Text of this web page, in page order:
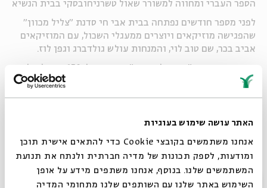
האתר עושה שימוש בעוגיות
אנחנו משתמשים בקובצי Cookie כדי להתאים אישית תוכן
ומודעות, לספק תכונות של מדיה חברתית ולנתח את תנועת
המשתמשים שלנו. בנוסף, אנחנו משתפים מידע על אופן
השימוש באתר שלנו עם השותפים שלנו מתחומי המדיה
הספר העברי ומחווה למשורר שאול טשרניחובסקי בבית הנשיא
לפני מספר חודשים נפתחה בבית אבי חי סדנת "צליל מכוון"
שהפגישה מוזיקאים ויוצרים ממעגלי השכול, עם המוזיקאים
אביב בכר, שם טוב לוי, והמנחות עולש גולדברג וגפן לוז.
שאול טשרניחובסקי, חברו שניים מבוגרי הסדנה: יותם אלון,
אביב בכר. בביצוע לשיר "אומרים ישנה ארץ" של
הפסימית והכואבת, לצד זו המוארת והאקטיביסטית לכדי
יצירה אחת שמזקקת את מורכבות התקופה: בין הכאב
והגעגוע, לבין הבחירה בחיים והחיפוש אחר תקווה.
סגור